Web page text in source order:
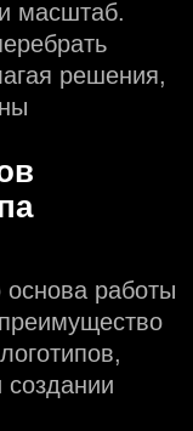
масштаб.
решения,
работы